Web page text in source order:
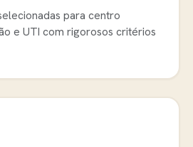
para centro
e UTI com rigorosos critérios